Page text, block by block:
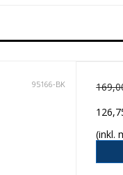
95166-BK
(inkl.